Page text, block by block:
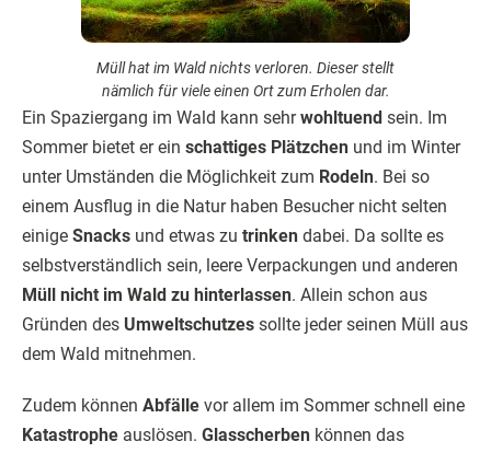
Müll hat im Wald nichts verloren. Dieser stellt
nämlich für viele einen Ort zum Erholen dar.
Ein Spaziergang im Wald kann sehrwohltuend sein. Im
Sommer bietet er ein schattiges Plätzchen und im Winter
unter Umständen die Möglichkeit zum Rodeln. Bei so
einem Ausflug in die Natur haben Besucher nicht selten
einige Snacks und etwas zu trinken dabei. Da sollte es
selbstverständlich sein, leere Verpackungen und anderen
Müll nicht im Wald zu hinterlassen. Allein schon aus
Gründen des Umweltschutzes sollte jeder seinen Müll aus
dem Wald mitnehmen.
Zudem können Abfälle vor allem im Sommer schnell eine
Katastrophe auslösen. Glasscherben können das